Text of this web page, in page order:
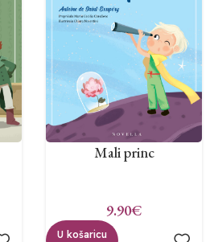
Mali princ
9.90€
U košaricu